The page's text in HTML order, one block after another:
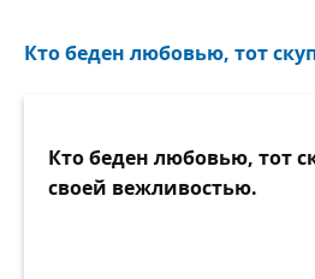
Кто беден любовью, тот
Кто беден любовью, тот
своей вежливостью.